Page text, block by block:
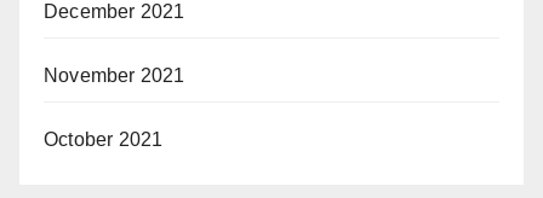
December 2021
November 2021
October 2021